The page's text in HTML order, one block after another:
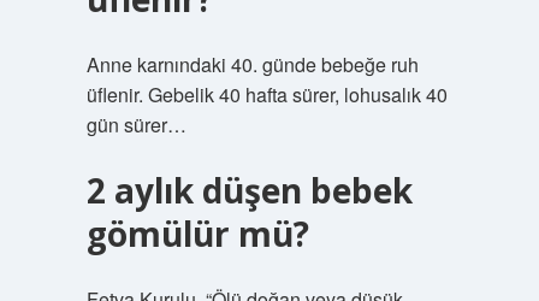
Anne karnındaki 40. günde bebeğe ruh
üflenir. Gebelik 40 hafta sürer, lohusalık 40
gün sürer…
2 aylık düşen bebek
gömülür mü?